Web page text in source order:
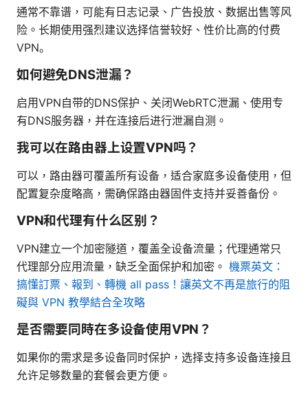
通常不靠谱，可能有日志记录、广告投放、数据出售等风
险。长期使用强烈建议选择信誉较好、性价比高的付费
VPN。
如何避免DNS泄漏？
启用VPN自带的DNS保护、关闭WebRTC泄漏、使用专
有DNS服务器，并在连接后进行泄漏自测。
我可以在路由器上设置VPN吗？
可以，路由器可覆盖所有设备，适合家庭多设备使用，但
配置复杂度略高，需确保路由器固件支持并妥善备份。
VPN和代理有什么区别？
VPN建立一个加密隧道，覆盖全设备流量；代理通常只
代理部分应用流量，缺乏全面保护和加密。 機票英文：
搞懂訂票、報到、轉機 all pass！讓英文不再是旅行的阻
礙與 VPN 教學結合全攻略
是否需要同時在多设备使用VPN？
如果你的需求是多设备同时保护，选择支持多设备连接且
允许足够数量的套餐会更方便。